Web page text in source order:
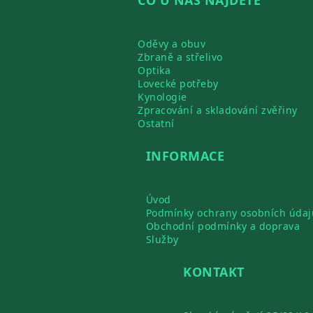
Oděvy a obuv
Zbraně a střelivo
Optika
Lovecké potřeby
Kynologie
Zpracování a skladování zvěřiny
Ostatní
INFORMACE
Úvod
Podmínky ochrany osobních
Obchodní podmínky a doprava
Služby
KONTAKT